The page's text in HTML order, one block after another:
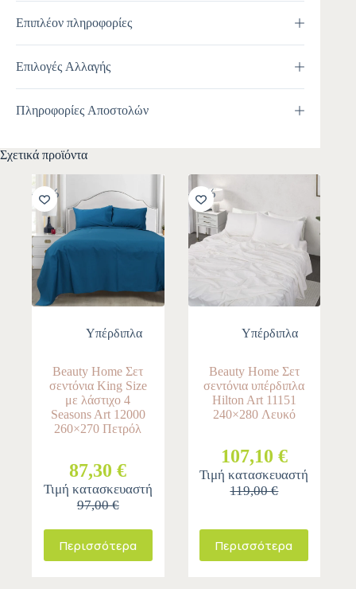
Επιπλέον πληροφορίες
Επιλογές Αλλαγής
Πληροφορίες Αποστολών
Σχετικά προϊόντα
-10%
Υπέρδιπλα
Beauty Home Σετ
σεντόνια King Size
με λάστιχο 4
Seasons Art 12000
260×270 Πετρόλ
87,30 €
Τιμή κατασκευαστή
97,00 €
Περισσότερα
-10%
Υπέρδιπλα
Beauty Home Σετ
σεντόνια υπέρδιπλα
Hilton Art 11151
240×280 Λευκό
107,10 €
Τιμή κατασκευαστή
119,00 €
Περισσότερα